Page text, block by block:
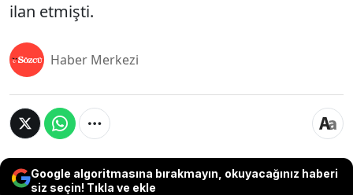
ilan etmişti.
Haber Merkezi
Google algoritmasına bırakmayın, okuyacağınız haberi
siz seçin! Tıkla ve ekle